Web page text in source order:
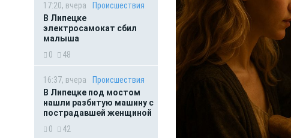
17:20, вчера
Происшествия
В Липецке
электросамокат сбил
малыша
0
48
16:37, вчера
Происшествия
В Липецке под мостом
нашли разбитую машину с
пострадавшей женщиной
0
42